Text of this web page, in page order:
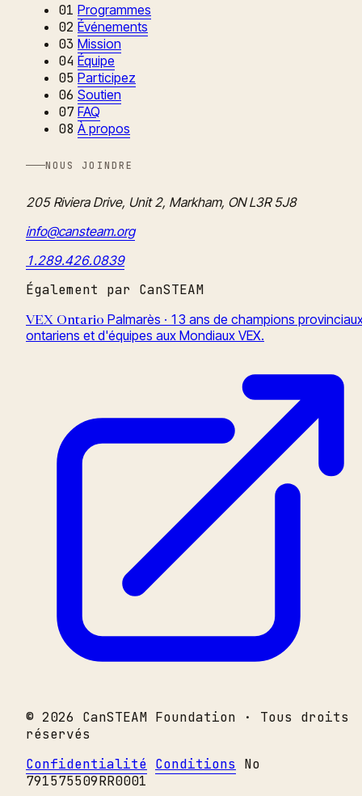
01 Programmes
02 Événements
03 Mission
04 Équipe
05 Participez
06 Soutien
07 FAQ
08 À propos
NOUS JOINDRE
205 Riviera Drive, Unit 2, Markham, ON L3R 5J8
info@cansteam.org
1.289.426.0839
Également par CanSTEAM
VEX Ontario Palmarès · 13 ans de champions
ontariens et d'équipes aux Mondiaux VEX.
© 2026 CanSTEAM Foundation · Tous droits
réservés
Confidentialité Conditions
No
791575509RR0001